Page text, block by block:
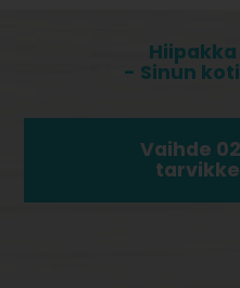
- Sinun
Vaihde